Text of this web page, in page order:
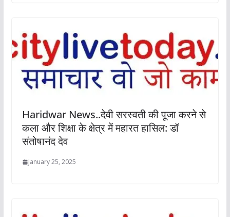
Haridwar News..देवी सरस्वती की पूजा करने से
कला और शिक्षा के क्षेत्र में महारत हासिल: डॉ
संतोषानंद देव
January 25, 2025